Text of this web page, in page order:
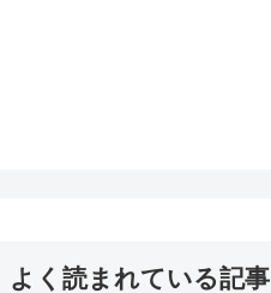
よく読まれている記事